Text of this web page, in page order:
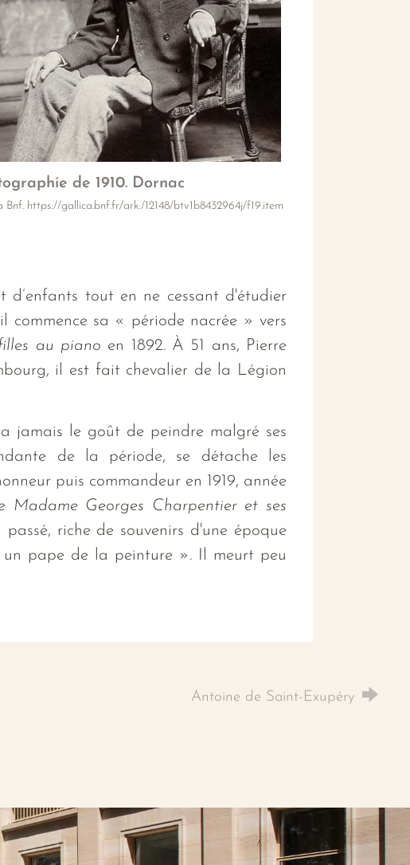
de 1910. Dornac
Bnf. https://gallica.bnf.fr/ark:/12148/btv1b8432964j/f19.item
d’enfants tout en ne cessant d'étudier
commence sa « période nacrée » vers
au piano en 1892. À 51 ans, Pierre
il est fait chevalier de la Légion
jamais le goût de peindre malgré ses
de la période, se détache les
puis commandeur en 1919, année
Madame Georges Charpentier et ses
riche de souvenirs d'une époque
un pape de la peinture ». Il meurt peu
Antoine de Saint-Exupéry
LinkedIn